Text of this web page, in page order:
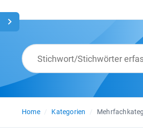
Glossar
Deutsch
Home
Kategorien